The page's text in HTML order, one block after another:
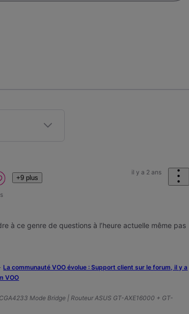
+9 plus
il y a 2 ans
à ce genre de questions à l’heure actuelle même pas
‎La communauté VOO évolue : Support client sur le forum, il y a
VOO
Mode Bridge | Routeur ASUS GT-AXE16000 + GT-